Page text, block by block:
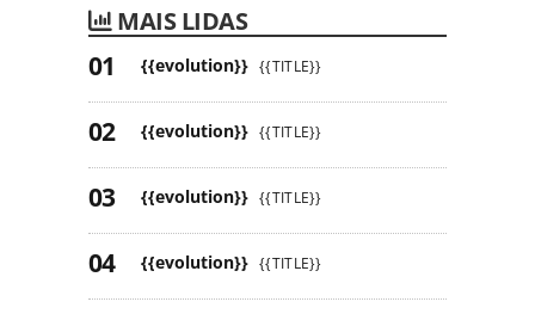
MAIS LIDAS
{{evolution}} {{TITLE}}
{{evolution}} {{TITLE}}
{{evolution}} {{TITLE}}
{{evolution}} {{TITLE}}